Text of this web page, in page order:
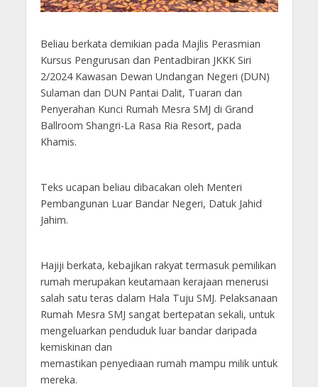
Beliau berkata demikian pada Majlis Perasmian
Kursus Pengurusan dan Pentadbiran JKKK Siri
2/2024 Kawasan Dewan Undangan Negeri (DUN)
Sulaman dan DUN Pantai Dalit, Tuaran dan
Penyerahan Kunci Rumah Mesra SMJ di Grand
Ballroom Shangri-La Rasa Ria Resort, pada
Khamis.
Teks ucapan beliau dibacakan oleh Menteri
Pembangunan Luar Bandar Negeri, Datuk Jahid
Jahim.
Hajiji berkata, kebajikan rakyat termasuk pemilikan
rumah merupakan keutamaan kerajaan menerusi
salah satu teras dalam Hala Tuju SMJ. Pelaksanaan
Rumah Mesra SMJ sangat bertepatan sekali, untuk
mengeluarkan penduduk luar bandar daripada
kemiskinan dan
memastikan penyediaan rumah mampu milik untuk
mereka.